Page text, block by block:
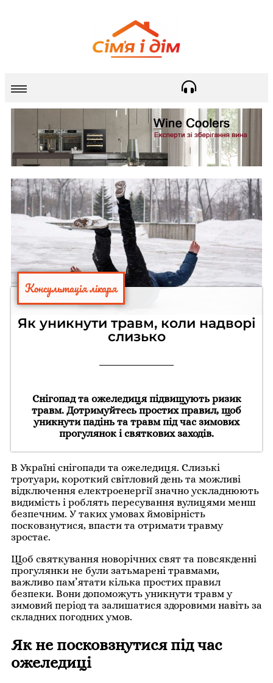
Консультація лікаря
Як уникнути травм, коли надворі
слизько
Снігопад та ожеледиця підвищують ризик
травм. Дотримуйтесь простих правил, щоб
уникнути падінь та травм під час зимових
прогулянок і святкових заходів.
В Україні снігопади та ожеледиця. Слизькі
тротуари, короткий світловий день та можливі
відключення електроенергії значно ускладнюють
видимість і роблять пересування вулицями менш
безпечним. У таких умовах ймовірність
посковзнутися, впасти та отримати травму
зростає.
Щоб святкування новорічних свят та повсякденні
прогулянки не були затьмарені травмами,
важливо пам’ятати кілька простих правил
безпеки. Вони допоможуть уникнути травм у
зимовий період та залишатися здоровими навіть за
складних погодних умов.
Як не посковзнутися під час
ожеледиці